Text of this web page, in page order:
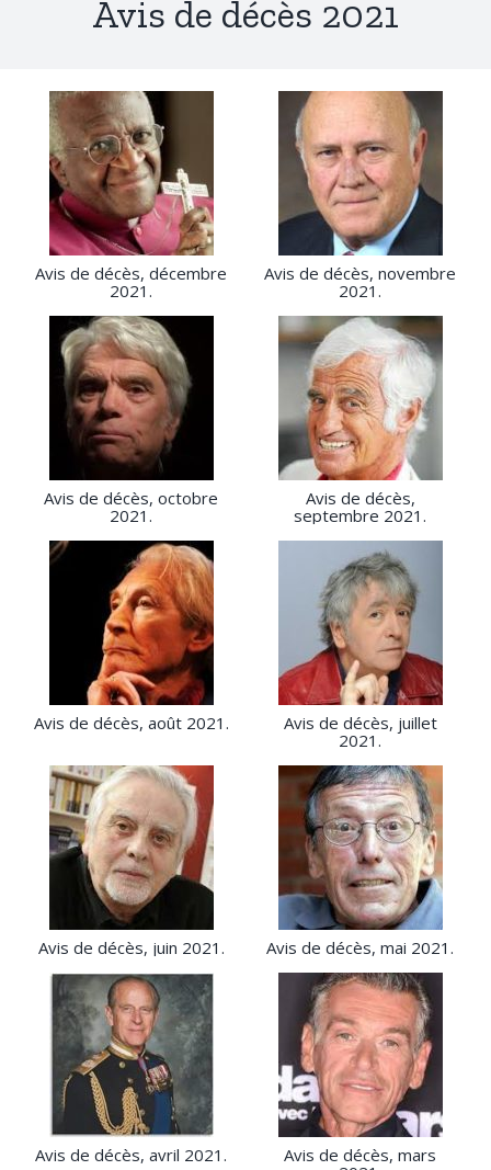
Avis de décès 2021
Avis de décès, décembre
2021.
Avis de décès, novembre
2021.
Avis de décès, octobre
2021.
Avis de décès,
septembre 2021.
Avis de décès, août 2021.
Avis de décès, juillet
2021.
Avis de décès, juin 2021. Avis de décès, mai 2021.
Avis de décès, avril 2021.
Avis de décès, mars